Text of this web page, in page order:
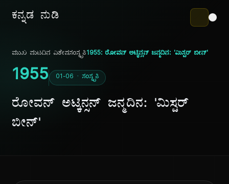
ಕನ್ನಡ ನುಡಿ
ಮುಖ ಪುಟದಿನ ವಿಶೇಷಸಂಸ್ಕೃತಿ1955: ರೋವನ್ ಅಟ್ಕಿನ್ಸನ್ ಜನ್ಮದಿನ: 'ಮಿಸ್ಟರ್ ಬೀನ್'
1955 01-06 · ಸಂಸ್ಕೃತಿ
ರೋವನ್ ಅಟ್ಕಿನ್ಸನ್ ಜನ್ಮದಿನ: 'ಮಿಸ್ಟರ್
ಬೀನ್'